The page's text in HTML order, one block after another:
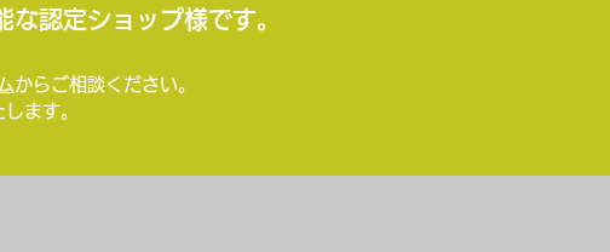
認定ショップ様です。
からご相談ください。
ます。